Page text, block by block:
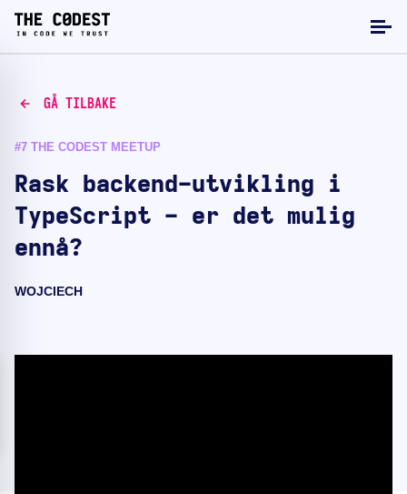
GÅ TILBAKE
#7 THE CODEST MEETUP
Rask backend-utvikling i
TypeScript - er det mulig
ennå?
WOJCIECH